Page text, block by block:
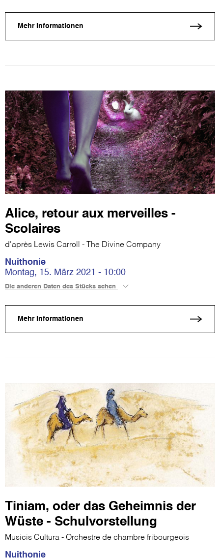
Mehr Informationen
Alice, retour aux merveilles -
Scolaires
d'après Lewis Carroll - The Divine Company
Nuithonie
Montag, 15. März 2021 - 10:00
Die anderen Daten des Stücks sehen
Mehr Informationen
Tiniam, oder das Geheimnis der
Wüste - Schulvorstellung
Musicis Cultura - Orchestre de chambre fribourgeois
Nuithonie